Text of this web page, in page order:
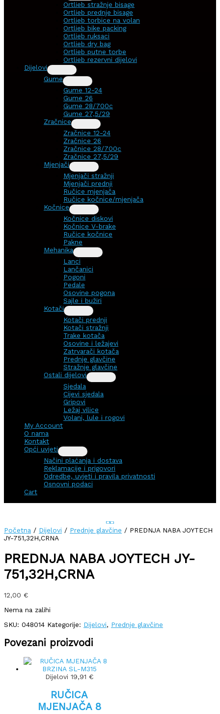
Ortlieb stražnje bisage
Ortlieb prednje bisage
Ortlieb torbice na volan
Ortlieb bike packing
Ortlieb ruksaci
Ortlieb dry bag
Ortlieb putne torbe
Ortlieb rezervni dijelovi
Dijelovi
Gume
Gume 12-24
Gume 26
Gume 28/700c
Gume 27,5/29
Zračnice
Zračnice 12-24
Zračnice 26
Zračnice 28/700c
Zračnice 27,5/29
Mjenjači
Mjenjači stražnji
Mjenjači prednji
Ručice mjenjača
Ručice kočnice/mjenjača
Kočnice
Kočnice diskovi
Kočnice V-brake
Ručice kočnice
Pakne
Mehanika
Lanci
Lančanici
Pogoni
Pedale
Osovine pogona
Sajle i bužiri
Kotači
Kotači prednji
Kotači stražnji
Trake kotača
Osovine i ležajevi
Zatrvarači kotača
Prednje glavčine
Stražnje glavčine
Ostali dijelovi
Sjedala
Cijevi sjedala
Gripovi
Ležaj vilice
Volani, lule i rogovi
My Account
O nama
Kontakt
Opći uvjeti
Načini plaćanja i dostava
Reklamacije i prigovori
Odredbe, uvjeti i pravila privatnosti
Osnovni podaci
Cart
Početna / Dijelovi / Prednje glavčine / PREDNJA NABA JOYTECH
JY-751,32H,CRNA
PREDNJA NABA JOYTECH JY-
751,32H,CRNA
12,00 €
Nema na zalihi
SKU: 048014 Kategorije: Dijelovi, Prednje glavčine
Povezani proizvodi
Dijelovi 19,91 €
RUČICA
MJENJAČA 8